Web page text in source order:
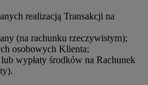
realizacją Transakcji na
(na rachunku rzeczywistym);
osobowych Klienta;
wypłaty środków na Rachunek